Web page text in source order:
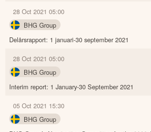
28 Oct 2021 05:00
BHG Group
Delårsrapport: 1 januari-30 september 2021
28 Oct 2021 05:00
BHG Group
Interim report: 1 January-30 September 2021
05 Oct 2021 15:30
BHG Group